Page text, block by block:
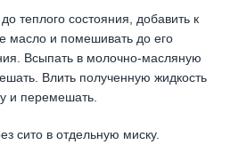
теплого состояния, добавить к
масло и помешивать до его
Всыпать в молочно-масляную
Влить полученную жидкость
и перемешать.
сито в отдельную миску.